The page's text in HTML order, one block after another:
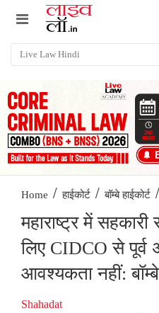
Home / हाईकोर्ट / बॉम्बे हाईकोर्ट /
महाराष्ट्र में
लिए CIDCO से पूर्व
आवश्यकता नहीं: बॉम्बे
Shahadat